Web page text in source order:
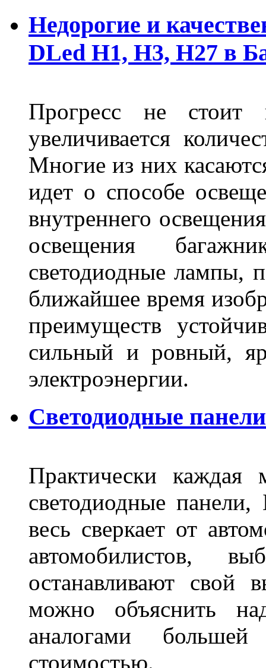
Недорогие и
DLed Н1, Н3, Н27 в
Прогресс не
увеличивается
Многие из них
идет о способе
внутреннего
освещения
светодиодные лампы,
ближайшее время
преимуществ
сильный и ровный,
электроэнергии.
Светодиодные
Практически каждая
светодиодные
весь сверкает от
автомобилистов,
останавливают
можно объяснить
аналогами
стоимостью.